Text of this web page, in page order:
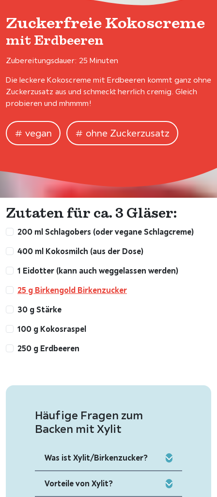
Zuckerfreie Kokoscreme
mit Erdbeeren
Zubereitungsdauer: 25 Minuten
Die leckere Kokoscreme mit Erdbeeren kommt ganz ohne
Zuckerzusatz aus und schmeckt herrlich cremig. Gleich
probieren und mhmmm!
vegan ohne Zuckerzusatz
Zutaten für ca. 3 Gläser:
200 ml Schlagobers (oder vegane Schlagcreme)
400 ml Kokosmilch (aus der Dose)
1 Eidotter (kann auch weggelassen werden)
25 g Birkengold Birkenzucker
30 g Stärke
100 g Kokosraspel
250 g Erdbeeren
Häufige Fragen zum
Backen mit Xylit
Was ist Xylit/Birkenzucker?
Vorteile von Xylit?